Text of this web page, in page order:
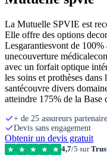
La Mutuelle SPVIE est
Elle offre des options
Lesgarantiesvont de 100%
unecouverture
avec un forfait optique
les soins et prothèses
santécouvre divers
atteindre 175% de la
+ de 25 assureurs
Devis sans engagement
Obtenir un devis gratuit
★ ★ ★ ★ ★ 4,7/5 sur